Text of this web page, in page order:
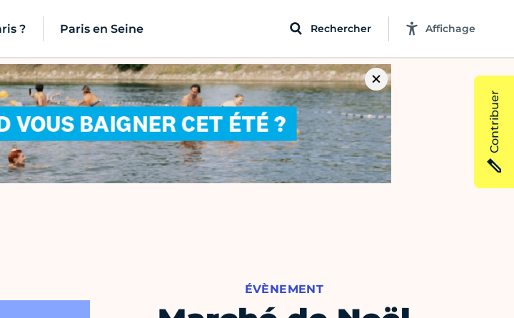
? Paris en Seine Rechercher Affichage
ÉVÈNEMENT
Contribuer